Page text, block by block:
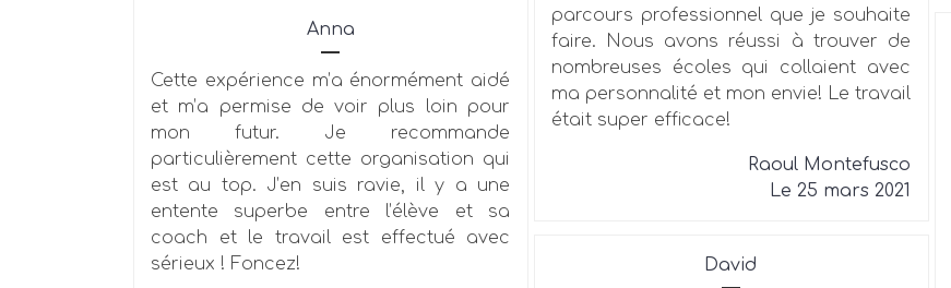
Anna
Cette expérience m’a énormément aidé
et m’a permise de voir plus loin pour
mon futur. Je recommande
particulièrement cette organisation qui
est au top. J’en suis ravie, il y a une
entente superbe entre l’élève et sa
coach et le travail est effectué avec
sérieux ! Foncez!
parcours professionnel que je souhaite
faire. Nous avons réussi à trouver de
nombreuses écoles qui collaient avec
ma personnalité et mon envie! Le travail
était super efficace!
Raoul Montefusco
Le 25 mars 2021
David